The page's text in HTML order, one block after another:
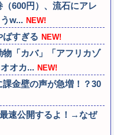
（600円）、流石にアレ
w... NEW!
ばすぎる NEW!
「カバ」「アフリカゾ
オカ... NEW!
課金壁の声が急増！？30
最速公開するよ！→なぜ